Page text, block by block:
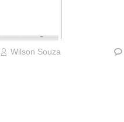
Wilson Souza